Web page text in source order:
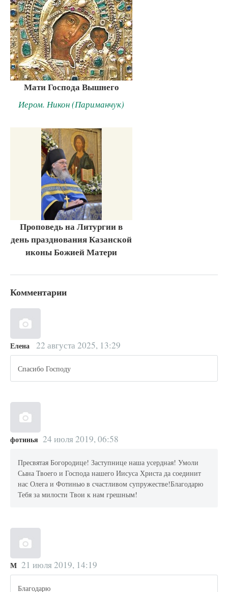
Мати Господа Вышнего
Иером. Никон (Париманчук)
Проповедь на Литургии в
день празднования Казанской
иконы Божией Матери
Комментарии
Елена 22 августа 2025, 13:29
Спасибо Господу
фотинья 24 июля 2019, 06:58
Пресвятая Богородице! Заступнице наша усердная! Умоли
Сына Твоего и Господа нашего Иисуса Христа да соединит
нас Олега и Фотинью в счастливом супружестве!Благодарю
Тебя за милости Твои к нам грешным!
М 21 июля 2019, 14:19
Благодарю